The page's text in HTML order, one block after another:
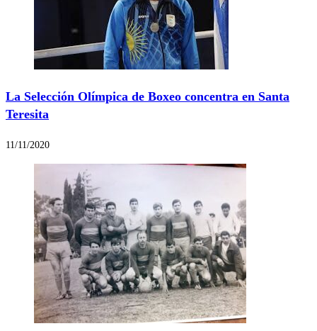
La Selección Olímpica de Boxeo concentra en Santa
Teresita
11/11/2020